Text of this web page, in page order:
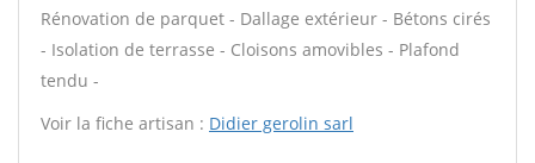
Rénovation de parquet - Dallage extérieur - Bétons cirés
- Isolation de terrasse - Cloisons amovibles - Plafond
tendu -
Voir la fiche artisan : Didier gerolin sarl